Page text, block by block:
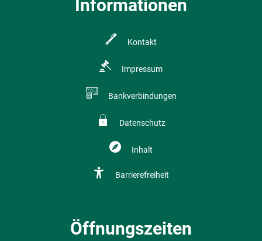
Informationen
Kontakt
Impressum
Bankverbindungen
Datenschutz
Inhalt
Barrierefreiheit
Öffnungszeiten